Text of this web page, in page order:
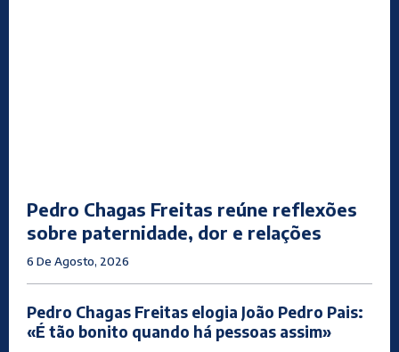
Pedro Chagas Freitas reúne reflexões
sobre paternidade, dor e relações
6 De Agosto, 2026
Pedro Chagas Freitas elogia João Pedro Pais:
«É tão bonito quando há pessoas assim»